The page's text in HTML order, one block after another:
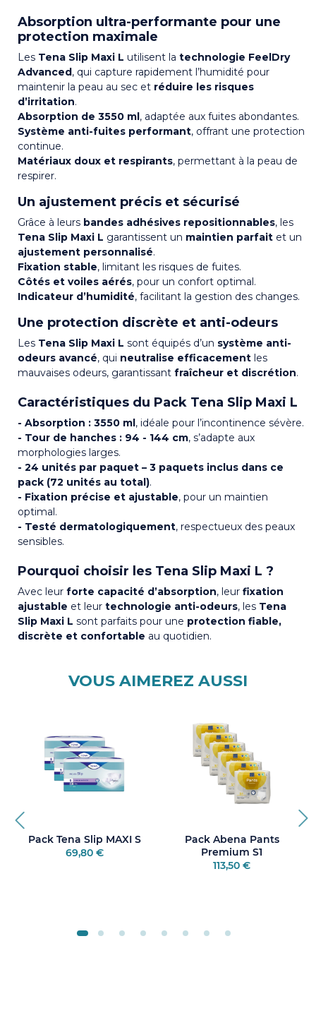
Absorption ultra-performante pour une
protection maximale
Les Tena Slip Maxi L utilisent la technologie FeelDry
Advanced, qui capture rapidement l’humidité pour
maintenir la peau au sec et réduire les risques
d’irritation.
Absorption de 3550 ml, adaptée aux fuites abondantes.
Système anti-fuites performant, offrant une protection
continue.
Matériaux doux et respirants, permettant à la peau de
respirer.
Un ajustement précis et sécurisé
Grâce à leurs bandes adhésives repositionnables, les
Tena Slip Maxi L garantissent un maintien parfait et un
ajustement personnalisé.
Fixation stable, limitant les risques de fuites.
Côtés et voiles aérés, pour un confort optimal.
Indicateur d’humidité, facilitant la gestion des changes.
Une protection discrète et anti-odeurs
Les Tena Slip Maxi L sont équipés d’un système anti-
odeurs avancé, qui neutralise efficacement les
mauvaises odeurs, garantissant fraîcheur et discrétion.
Caractéristiques du Pack Tena Slip Maxi L
- Absorption : 3550 ml, idéale pour l’incontinence sévère.
- Tour de hanches : 94 - 144 cm, s’adapte aux
morphologies larges.
- 24 unités par paquet – 3 paquets inclus dans ce
pack (72 unités au total).
- Fixation précise et ajustable, pour un maintien
optimal.
- Testé dermatologiquement, respectueux des peaux
sensibles.
Pourquoi choisir les Tena Slip Maxi L ?
Avec leur forte capacité d’absorption, leur fixation
ajustable et leur technologie anti-odeurs, les Tena
Slip Maxi L sont parfaits pour une protection fiable,
discrète et confortable au quotidien.
VOUS AIMEREZ AUSSI
Pack Tena Slip MAXI S
69,80 €
Pack Abena Pants
Premium S1
113,50 €